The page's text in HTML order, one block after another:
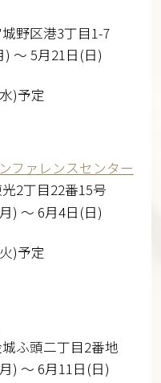
野区港3丁目1-7
～ 5月21日(日)
)予定
ファレンスセンター
2丁目22番15号
) ～ 6月4日(日)
)予定
ふ頭二丁目2番地
) ～ 6月11日(日)